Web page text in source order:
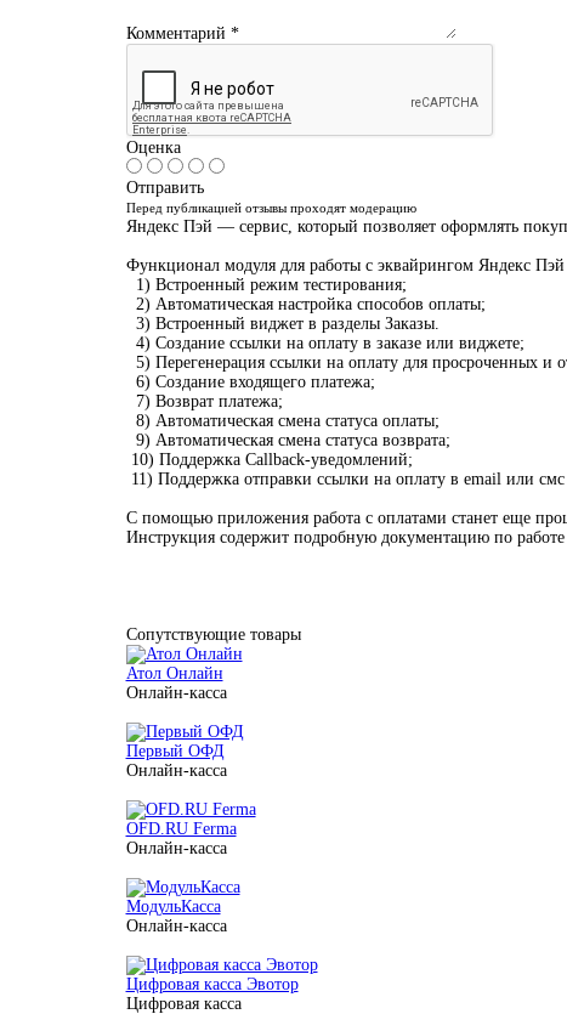
Комментарий *
Оценка
Отправить
Перед публикацией отзывы проходят модерацию
Яндекс Пэй — сервис, который позволяет оформлять
Функционал модуля для работы с эквайрингом Яндекс
1) Встроенный режим тестирования;
2) Автоматическая настройка способов оплаты;
3) Встроенный виджет в разделы Заказы.
4) Создание ссылки на оплату в заказе или виджете;
5) Перегенерация ссылки на оплату для просроченных и
6) Создание входящего платежа;
7) Возврат платежа;
8) Автоматическая смена статуса оплаты;
9) Автоматическая смена статуса возврата;
10) Поддержка Сallback-уведомлений;
11) Поддержка отправки ссылки на оплату в email или
С помощью приложения работа с оплатами станет еще
Инструкция содержит подробную документацию по
Сопутствующие товары
Атол Онлайн
Онлайн-касса
Первый ОФД
Онлайн-касса
OFD.RU Ferma
Онлайн-касса
МодульКасса
Онлайн-касса
Цифровая касса Эвотор
Цифровая касса